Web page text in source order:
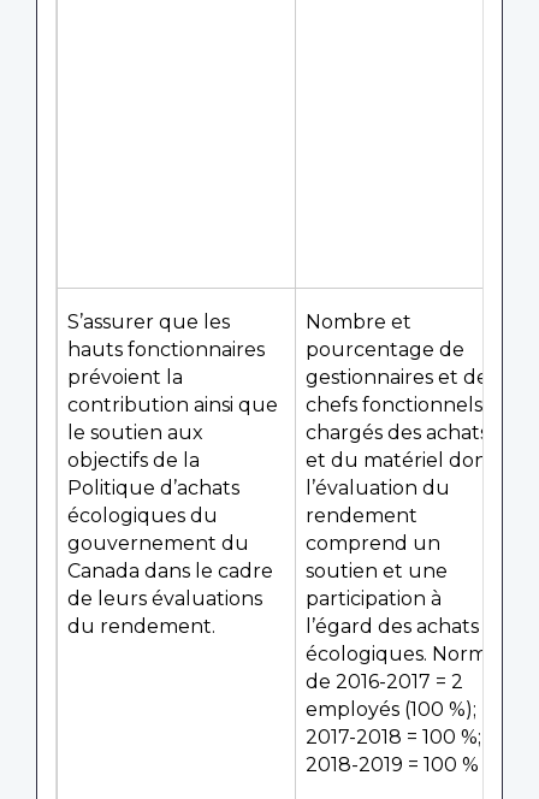
S’assurer que les
hauts fonctionnaires
prévoient la
contribution ainsi que
le soutien aux
objectifs de la
Politique d’achats
écologiques du
gouvernement du
Canada dans le cadre
de leurs évaluations
du rendement.
Nombre et
pourcentage de
gestionnaires et de
chefs fonctionnels
chargés des achats
et du matériel dont
l’évaluation du
rendement
comprend un
soutien et une
participation à
l’égard des achats
écologiques. Norme
de 2016-2017 = 2
employés (100 %);
2017-2018 = 100 %;
2018-2019 = 100 %